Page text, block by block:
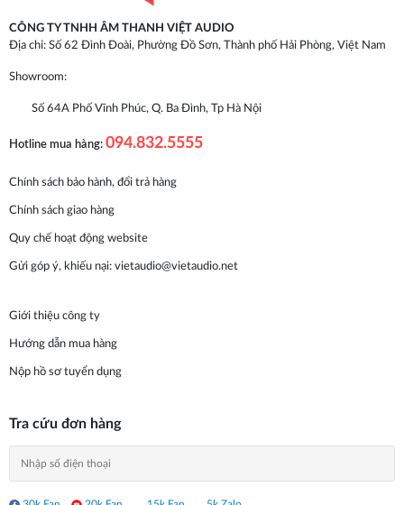
CÔNG TY TNHH ÂM THANH VIỆT AUDIO
Địa chỉ: Số 62 Đình Đoài, Phường Đồ Sơn, Thành phố Hải Phòng, Việt Nam
Showroom:
Số 64A Phố Vĩnh Phúc, Q. Ba Đình, Tp Hà Nội
Hotline mua hàng: 094.832.5555
Chính sách bảo hành, đổi trả hàng
Chính sách giao hàng
Quy chế hoạt động website
Gửi góp ý, khiếu nại: vietaudio@vietaudio.net
Giới thiệu công ty
Hướng dẫn mua hàng
Nộp hồ sơ tuyển dụng
Tra cứu đơn hàng